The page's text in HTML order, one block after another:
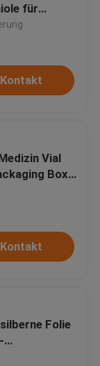
für
Kontakt
Vial
Box
1ml
Kontakt
Folie